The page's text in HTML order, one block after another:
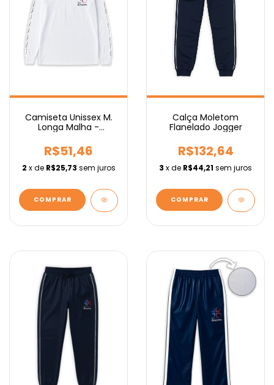
Camiseta Unissex M.
Longa Malha -
R$51,46
2 x de R$25,73 sem juros
COMPRAR
Calça Moletom
Flanelado Jogger
R$132,64
3 x de R$44,21sem juros
COMPRAR